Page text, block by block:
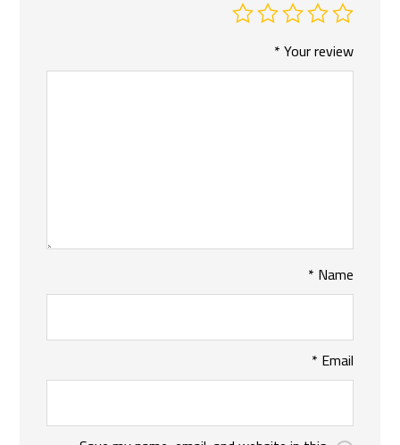
Your review
*
Name
*
Email
*